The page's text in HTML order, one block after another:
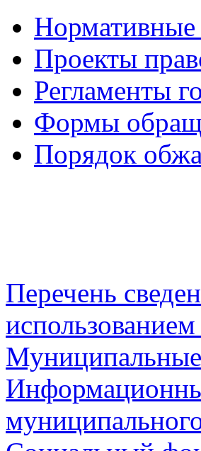
Нормативные
Проекты
Регламенты
Формы
Порядок
Перечень
Муниципальные